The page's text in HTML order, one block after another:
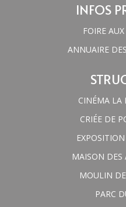
INFOS
FOIRE
ANNUAIRE
CINÉMA LA
CRIÉE DE
MAISON DES
MOULIN
PARC